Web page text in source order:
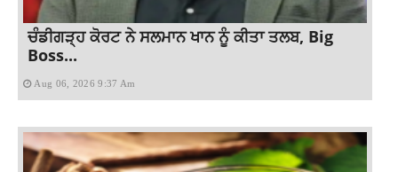
ਚੰਡੀਗੜ੍ਹ ਕੋਰਟ ਨੇ ਸਲਮਾਨ ਖਾਨ ਨੂੰ ਕੀਤਾ ਤਲਬ, Big
Boss...
Aug 06, 2026 9:37 Am